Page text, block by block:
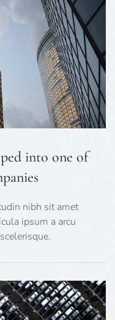
into one of
nibh sit amet
ipsum a arcu